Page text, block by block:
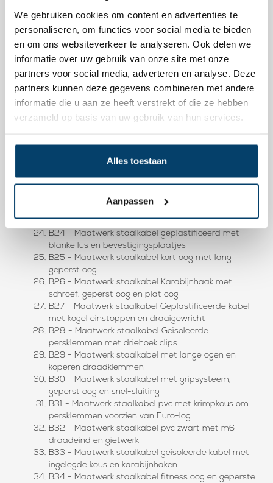
We gebruiken cookies om content en advertenties te
personaliseren, om functies voor social media te bieden
en om ons websiteverkeer te analyseren. Ook delen we
informatie over uw gebruik van onze site met onze
partners voor social media, adverteren en analyse. Deze
partners kunnen deze gegevens combineren met andere
informatie die u aan ze heeft verstrekt of die ze hebben
verzameld op basis van uw gebruik van hun services.
Alles toestaan
Aanpassen
verzwaarde aluminium pers
B15 - Maatwerk staalkabel machinaal geperst met
karabijnhaak en schroef en tag
B16 - Maatwerk staalkabel met lus en geperst
B17 - Maatwerk staalkabel geperst dik oog met
gegoten dwarsanker
B18 - Maatwerk staalkabel grote lus met bal als
eindstop
B19 - Maatwerk staalkabel met aluminium eindstop
en horizontale plug
B21 - Maatwerk staalkabel met extra dikke
B22 - Maatwerk staalkabel met borgpen en
karabijnhaak met sok
B23 - Maatwerk staalkabel geplastificeerde kabel
met ogen en zeskante persing
B24 - Maatwerk staalkabel geplastificeerd met
blanke lus en bevestigingsplaatjes
B25 - Maatwerk staalkabel kort oog met lang
geperst oog
B26 - Maatwerk staalkabel Karabijnhaak met
schroef, geperst oog en plat oog
B27 - Maatwerk staalkabel Geplastificeerde kabel
met kogel einstoppen en draaigewricht
B28 - Maatwerk staalkabel Geïsoleerde
persklemmen met driehoek clips
B29 - Maatwerk staalkabel met lange ogen en
koperen draadklemmen
B30 - Maatwerk staalkabel met gripsysteem,
geperst oog en snel-sluiting
B31 - Maatwerk staalkabel pvc met krimpkous om
persklemmen voorzien van Euro-log
B32 - Maatwerk staalkabel pvc zwart met m6
draadeind en gietwerk
B33 - Maatwerk staalkabel geisoleerde kabel met
ingelegde kous en karabijnhaken
B34 - Maatwerk staalkabel fitness oog en geperste